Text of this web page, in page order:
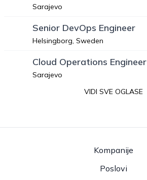
Sarajevo
Senior DevOps Engineer
Helsingborg, Sweden
Cloud Operations Engineer
Sarajevo
VIDI SVE OGLASE
Kompanije
Poslovi